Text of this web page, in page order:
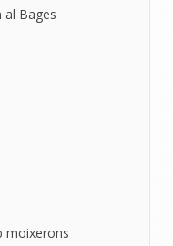
al Bages
moixerons